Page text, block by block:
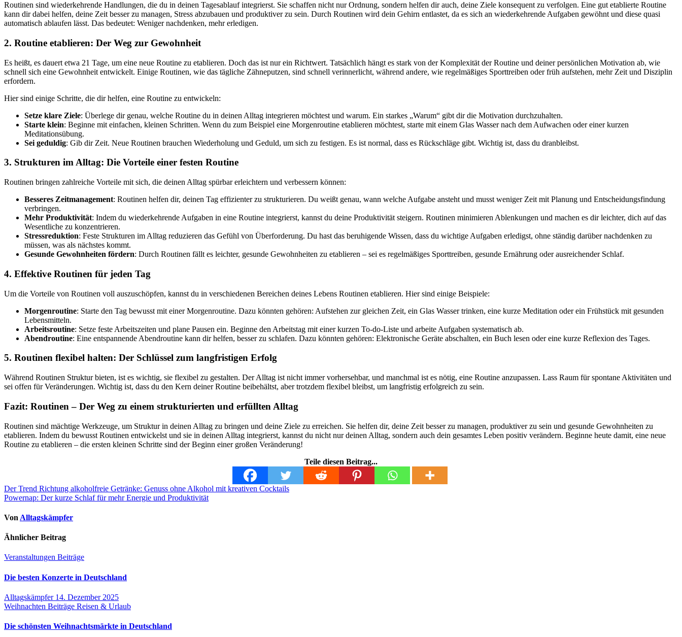
Routinen sind wiederkehrende Handlungen, die du in deinen Tagesablauf integrierst. Sie schaffen nicht nur Ordnung, sondern helfen dir auch, deine Ziele konsequent zu verfolgen. Eine gut etablierte Routine
kann dir dabei helfen, deine Zeit besser zu managen, Stress abzubauen und produktiver zu sein. Durch Routinen wird dein Gehirn entlastet, da es sich an wiederkehrende Aufgaben gewöhnt und diese quasi
automatisch ablaufen lässt. Das bedeutet: Weniger nachdenken, mehr erledigen.
2. Routine etablieren: Der Weg zur Gewohnheit
Es heißt, es dauert etwa 21 Tage, um eine neue Routine zu etablieren. Doch das ist nur ein Richtwert. Tatsächlich hängt es stark von der Komplexität der Routine und deiner persönlichen Motivation ab, wie
schnell sich eine Gewohnheit entwickelt. Einige Routinen, wie das tägliche Zähneputzen, sind schnell verinnerlicht, während andere, wie regelmäßiges Sporttreiben oder früh aufstehen, mehr Zeit und Disziplin
erfordern.
Hier sind einige Schritte, die dir helfen, eine Routine zu entwickeln:
Setze klare Ziele: Überlege dir genau, welche Routine du in deinen Alltag integrieren möchtest und warum. Ein starkes „Warum“ gibt dir die Motivation durchzuhalten.
Starte klein: Beginne mit einfachen, kleinen Schritten. Wenn du zum Beispiel eine Morgenroutine etablieren möchtest, starte mit einem Glas Wasser nach dem Aufwachen oder einer kurzen
Meditationsübung.
Sei geduldig: Gib dir Zeit. Neue Routinen brauchen Wiederholung und Geduld, um sich zu festigen. Es ist normal, dass es Rückschläge gibt. Wichtig ist, dass du dranbleibst.
3. Strukturen im Alltag: Die Vorteile einer festen Routine
Routinen bringen zahlreiche Vorteile mit sich, die deinen Alltag spürbar erleichtern und verbessern können:
Besseres Zeitmanagement: Routinen helfen dir, deinen Tag effizienter zu strukturieren. Du weißt genau, wann welche Aufgabe ansteht und musst weniger Zeit mit Planung und Entscheidungsfindung
verbringen.
Mehr Produktivität: Indem du wiederkehrende Aufgaben in eine Routine integrierst, kannst du deine Produktivität steigern. Routinen minimieren Ablenkungen und machen es dir leichter, dich auf das
Wesentliche zu konzentrieren.
Stressreduktion: Feste Strukturen im Alltag reduzieren das Gefühl von Überforderung. Du hast das beruhigende Wissen, dass du wichtige Aufgaben erledigst, ohne ständig darüber nachdenken zu
müssen, was als nächstes kommt.
Gesunde Gewohnheiten fördern: Durch Routinen fällt es leichter, gesunde Gewohnheiten zu etablieren – sei es regelmäßiges Sporttreiben, gesunde Ernährung oder ausreichender Schlaf.
4. Effektive Routinen für jeden Tag
Um die Vorteile von Routinen voll auszuschöpfen, kannst du in verschiedenen Bereichen deines Lebens Routinen etablieren. Hier sind einige Beispiele:
Morgenroutine: Starte den Tag bewusst mit einer Morgenroutine. Dazu könnten gehören: Aufstehen zur gleichen Zeit, ein Glas Wasser trinken, eine kurze Meditation oder ein Frühstück mit gesunden
Lebensmitteln.
Arbeitsroutine: Setze feste Arbeitszeiten und plane Pausen ein. Beginne den Arbeitstag mit einer kurzen To-do-Liste und arbeite Aufgaben systematisch ab.
Abendroutine: Eine entspannende Abendroutine kann dir helfen, besser zu schlafen. Dazu könnten gehören: Elektronische Geräte abschalten, ein Buch lesen oder eine kurze Reflexion des Tages.
5. Routinen flexibel halten: Der Schlüssel zum langfristigen Erfolg
Während Routinen Struktur bieten, ist es wichtig, sie flexibel zu gestalten. Der Alltag ist nicht immer vorhersehbar, und manchmal ist es nötig, eine Routine anzupassen. Lass Raum für spontane Aktivitäten und
sei offen für Veränderungen. Wichtig ist, dass du den Kern deiner Routine beibehältst, aber trotzdem flexibel bleibst, um langfristig erfolgreich zu sein.
Fazit: Routinen – Der Weg zu einem strukturierten und erfüllten Alltag
Routinen sind mächtige Werkzeuge, um Struktur in deinen Alltag zu bringen und deine Ziele zu erreichen. Sie helfen dir, deine Zeit besser zu managen, produktiver zu sein und gesunde Gewohnheiten zu
etablieren. Indem du bewusst Routinen entwickelst und sie in deinen Alltag integrierst, kannst du nicht nur deinen Alltag, sondern auch dein gesamtes Leben positiv verändern. Beginne heute damit, eine neue
Routine zu etablieren – die ersten kleinen Schritte sind der Beginn einer großen Veränderung!
Teile diesen Beitrag...
Beitragsnavigation
Der Trend Richtung alkoholfreie Getränke: Genuss ohne Alkohol mit kreativen Cocktails
Powernap: Der kurze Schlaf für mehr Energie und Produktivität
Von Alltagskämpfer
Ähnlicher Beitrag
Veranstaltungen Beiträge
Die besten Konzerte in Deutschland
Alltagskämpfer 14. Dezember 2025
Weihnachten Beiträge Reisen & Urlaub
Die schönsten Weihnachtsmärkte in Deutschland